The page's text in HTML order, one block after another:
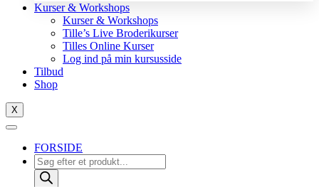
Kurser & Workshops
Kurser & Workshops
Tille’s Live Broderikurser
Tilles Online Kurser
Log ind på min kursusside
Tilbud
Shop
X
FORSIDE
Products
search